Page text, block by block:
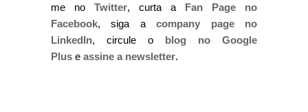
me no Twitter, curta a Fan Page no
Facebook, siga acompany page no
LinkedIn, circule o blog no Google
Plus e assine a newsletter.